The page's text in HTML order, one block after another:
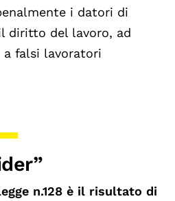
nte i datori di
diritto del lavoro, ad
a falsi lavoratori
n.128 è il risultato di